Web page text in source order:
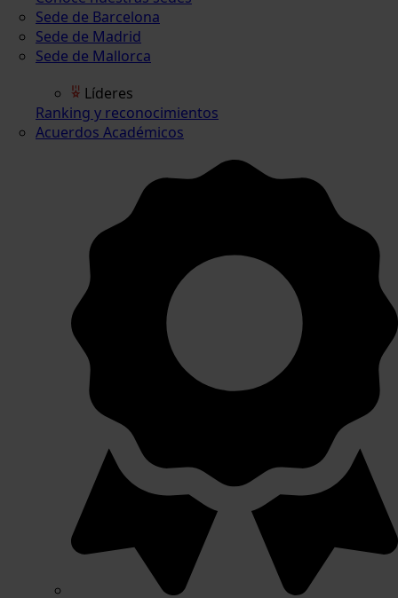
Sede de Barcelona
Sede de Madrid
Sede de Mallorca
Líderes
Ranking y reconocimientos
Acuerdos Académicos